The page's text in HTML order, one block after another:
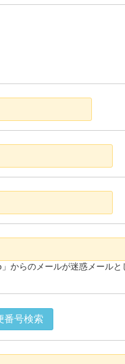
からのメールが迷惑メール
番号検索